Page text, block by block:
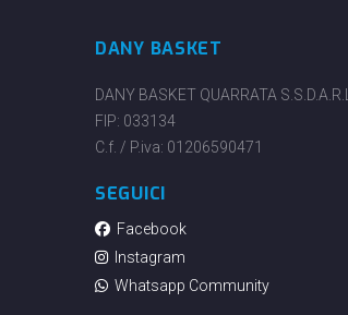
DANY BASKET
DANY BASKET QUARRATA S.S.D.A.R.L.
FIP: 033134
C.f. / P.iva: 01206590471
SEGUICI
Facebook
Instagram
Whatsapp Community